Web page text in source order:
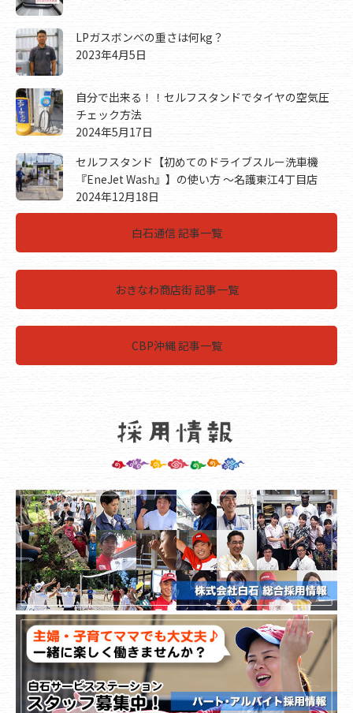
LPガスボンベの重さは何kg？
2023年4月5日
自分で出来る！！セルフスタンドでタイヤの空気圧
チェック方法
2024年5月17日
セルフスタンド【初めてのドライブスルー洗車機
『EneJet Wash』】の使い方 ～名護東江4丁目店
2024年12月18日
白石通信 記事一覧
おきなわ商店街 記事一覧
CBP沖縄 記事一覧